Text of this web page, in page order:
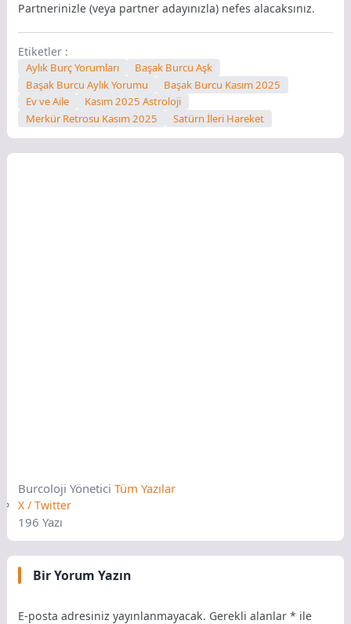
Partnerinizle (veya partner adayınızla) nefes alacaksınız.
Etiketler :
Aylık Burç Yorumları
Başak Burcu Aşk
Başak Burcu Aylık Yorumu
Başak Burcu Kasım 2025
Ev ve Aile
Kasım 2025 Astroloji
Merkür Retrosu Kasım 2025
Satürn İleri Hareket
BurcolojiYöneticiTüm Yazılar
X / Twitter
196 Yazı
Bir Yorum Yazın
E-posta adresiniz yayınlanmayacak. Gerekli alanlar* ile